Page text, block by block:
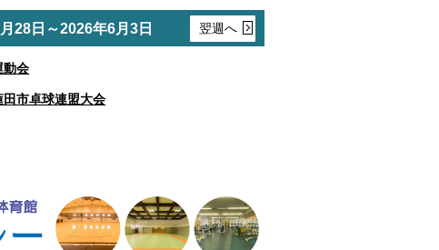
28日～2026年6月3日 翌週へ
動会
田市卓球連盟大会